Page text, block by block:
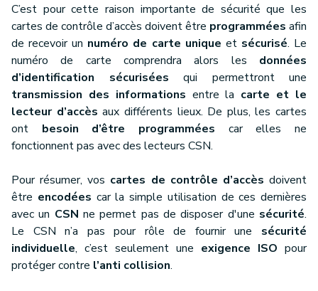
C’est pour cette raison importante de sécurité que les
cartes de contrôle d’accès doivent être programmées afin
de recevoir un numéro de carte unique et sécurisé. Le
numéro de carte comprendra alors les données
d’identification sécurisées qui permettront une
transmission des informations entre la carte et le
lecteur d’accès aux différents lieux. De plus, les cartes
ont besoin d’être programmées car elles ne
fonctionnent pas avec des lecteurs CSN.
Pour résumer, vos cartes de contrôle d’accès doivent
être encodées car la simple utilisation de ces dernières
avec un CSN ne permet pas de disposer d'une sécurité.
Le CSN n’a pas pour rôle de fournir une sécurité
individuelle, c’est seulement une exigence ISO pour
protéger contre l’anti collision.